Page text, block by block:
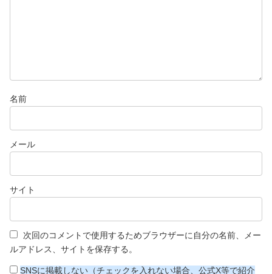
名前
メール
サイト
次回のコメントで使用するためブラウザーに自分の名前、メー
ルアドレス、サイトを保存する。
SNSに掲載しない（チェックを入れない場合、公式X等で紹介